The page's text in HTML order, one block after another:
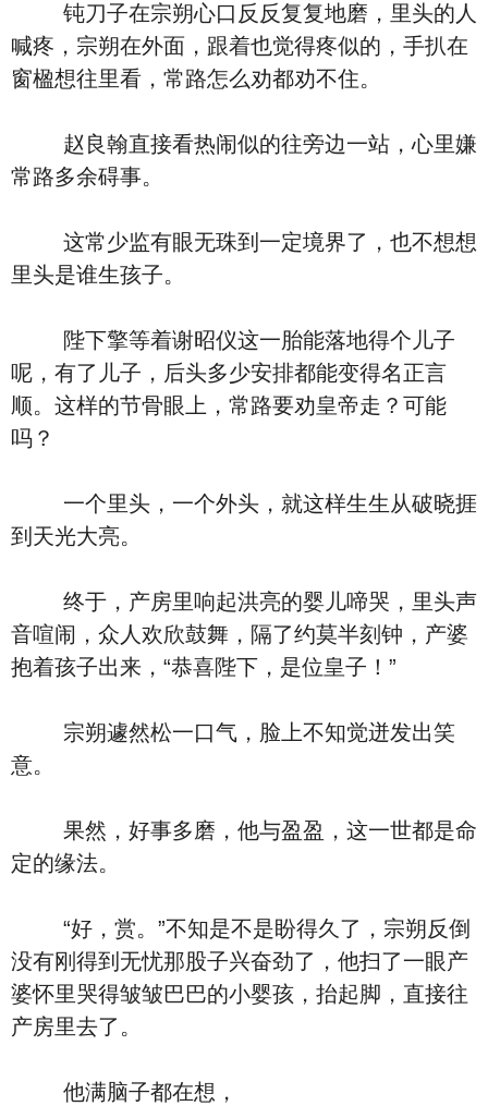
钝刀子在宗朔心口反反复复地磨，里头的人
喊疼，宗朔在外面，跟着也觉得疼似的，手扒在
窗楹想往里看，常路怎么劝都劝不住。
赵良翰直接看热闹似的往旁边一站，心里嫌
常路多余碍事。
这常少监有眼无珠到一定境界了，也不想想
里头是谁生孩子。
陛下擎等着谢昭仪这一胎能落地得个儿子
呢，有了儿子，后头多少安排都能变得名正言
顺。这样的节骨眼上，常路要劝皇帝走？可能
吗？
一个里头，一个外头，就这样生生从破晓捱
到天光大亮。
终于，产房里响起洪亮的婴儿啼哭，里头声
音喧闹，众人欢欣鼓舞，隔了约莫半刻钟，产婆
抱着孩子出来，“恭喜陛下，是位皇子！”
宗朔遽然松一口气，脸上不知觉迸发出笑
意。
果然，好事多磨，他与盈盈，这一世都是命
定的缘法。
“好，赏。”不知是不是盼得久了，宗朔反倒
没有刚得到无忧那股子兴奋劲了，他扫了一眼产
婆怀里哭得皱皱巴巴的小婴孩，抬起脚，直接往
产房里去了。
他满脑子都在想，